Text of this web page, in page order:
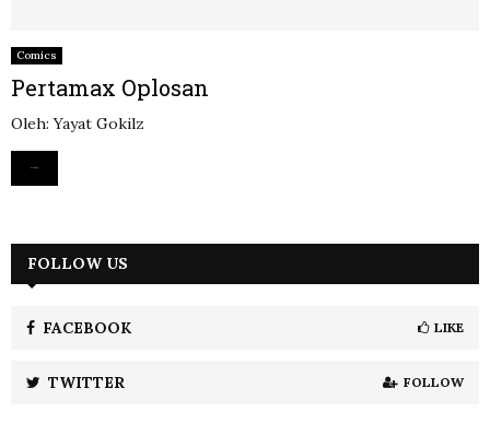
Comics
Pertamax Oplosan
Oleh: Yayat Gokilz
FOLLOW US
FACEBOOK LIKE
TWITTER FOLLOW